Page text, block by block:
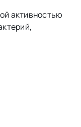
активностью